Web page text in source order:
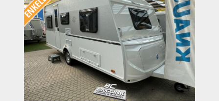
Knaus Sudwind 60 Years 500 QDK STAPELBED MET
MAGNETRON